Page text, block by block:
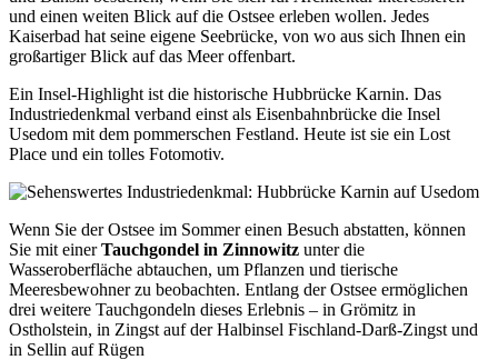
und einen weiten Blick auf die Ostsee erleben wollen. Jedes
Kaiserbad hat seine eigene Seebrücke, von wo aus sich Ihnen ein
großartiger Blick auf das Meer offenbart.
Ein Insel-Highlight ist die historische Hubbrücke Karnin. Das
Industriedenkmal verband einst als Eisenbahnbrücke die Insel
Usedom mit dem pommerschen Festland. Heute ist sie ein Lost
Place und ein tolles Fotomotiv.
Wenn Sie der Ostsee im Sommer einen Besuch abstatten, können
Sie mit einerTauchgondel in Zinnowitz unter die
Wasseroberfläche abtauchen, um Pflanzen und tierische
Meeresbewohner zu beobachten. Entlang der Ostsee ermöglichen
drei weitere Tauchgondeln dieses Erlebnis – in Grömitz in
Ostholstein, in Zingst auf der Halbinsel Fischland-Darß-Zingst und
in Sellin auf Rügen